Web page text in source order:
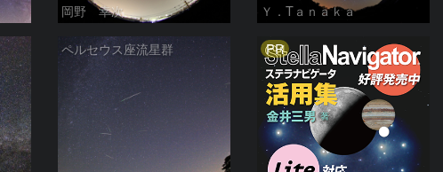
岡野 幸次 Ｙ．Tａｎａｋａ
ペルセウス座流星群 PR